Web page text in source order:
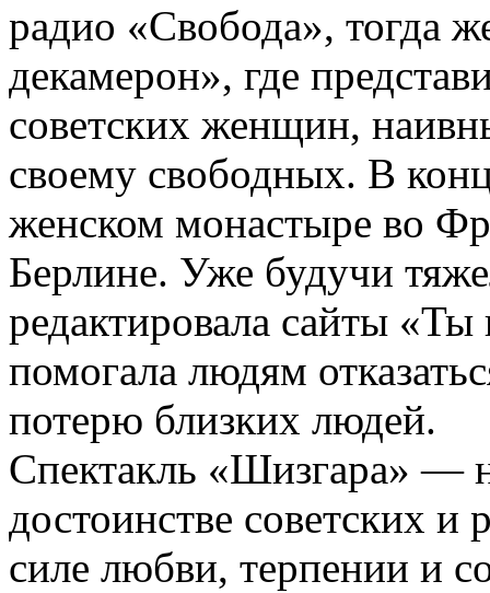
радио «Свобода», тогда
декамерон», где
советских женщин,
своему свободных. В
женском монастыре во
Берлине. Уже будучи
редактировала сайты
помогала людям
потерю близких людей.
Спектакль «Шизгара» —
достоинстве советских
силе любви, терпении и